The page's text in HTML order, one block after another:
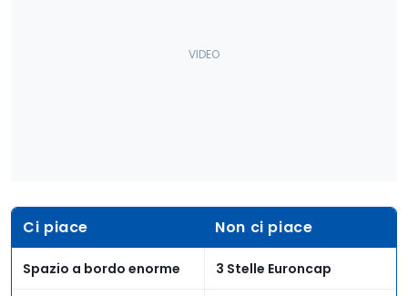
Ci piace Non ci piace
Spazio a bordo enorme 3 Stelle Euroncap